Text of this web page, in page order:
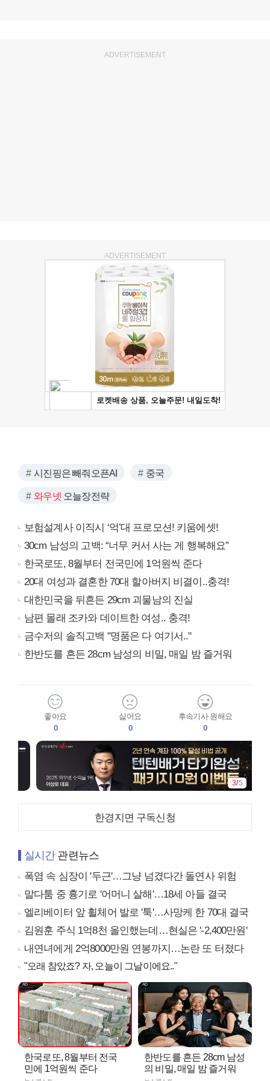
ADVERTISEMENT
ADVERTISEMENT
시진핑은 빼줘오픈AI 중국
와우넷 오늘장전략
보험설계사 이직시 ‘억’대 프로모션! 키움에셋!
30cm 남성의 고백: “너무 커서 사는 게 행복해요”
한국로또, 8월부터 전국민에 1억원씩 준다
20대 여성과 결혼한 70대 할아버지 비결이..충격!
대한민국을 뒤흔든 29cm 괴물남의 진실
남편 몰래 조카와 데이트한 여성.. 충격!
금수저의 솔직고백 "명품은 다 여기서.."
한반도를 흔든 28cm 남성의 비밀, 매일 밤 즐거워
좋아요
0
싫어요
0
후속기사 원해요
0
3/5
한경지면 구독신청
실시간관련뉴스
폭염 속 심장이 '두근'…그냥 넘겼다간 돌연사 위험
말다툼 중 흉기로 '어머니 살해'…18세 아들 결국
엘리베이터 앞 휠체어 발로 '툭'…사망케 한 70대 결국
김원훈 주식 1억8천 올인했는데…현실은 '-2,400만원'
내연녀에게 2억8000만원 연봉까지…논란 또 터졌다
"오래 참았죠? 자, 오늘이 그날이에요.."
한국로또, 8월부터 전국
민에 1억원씩 준다
한반도를 흔든 28cm 남성
의 비밀, 매일 밤 즐거워